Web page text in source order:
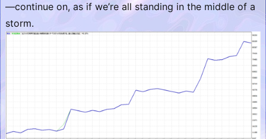
—continue on, as if we’re all standing in the middle of a
storm.